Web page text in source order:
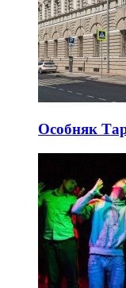
Особняк